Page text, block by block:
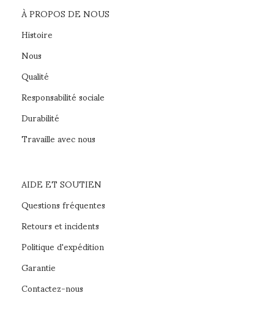
À PROPOS DE NOUS
Histoire
Nous
Qualité
Responsabilité sociale
Durabilité
Travaille avec nous
AIDE ET SOUTIEN
Questions fréquentes
Retours et incidents
Politique d'expédition
Garantie
Contactez-nous